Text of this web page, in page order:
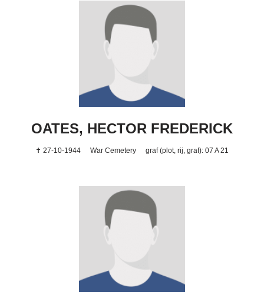
OATES, HECTOR FREDERICK
✝ 27-10-1944 War Cemetery graf (plot, rij, graf): 07 A 21